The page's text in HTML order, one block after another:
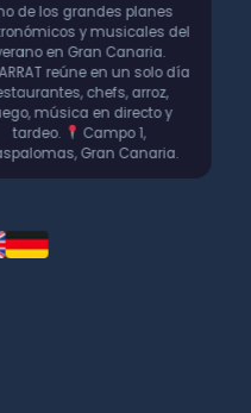
de los grandes planes
y musicales del
en Gran Canaria.
reúne en un solo día
chefs, arroz,
música en directo y
tardeo.
Campo 1,
Gran Canaria.